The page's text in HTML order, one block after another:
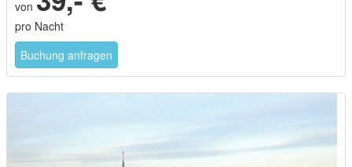
Buchung anfragen